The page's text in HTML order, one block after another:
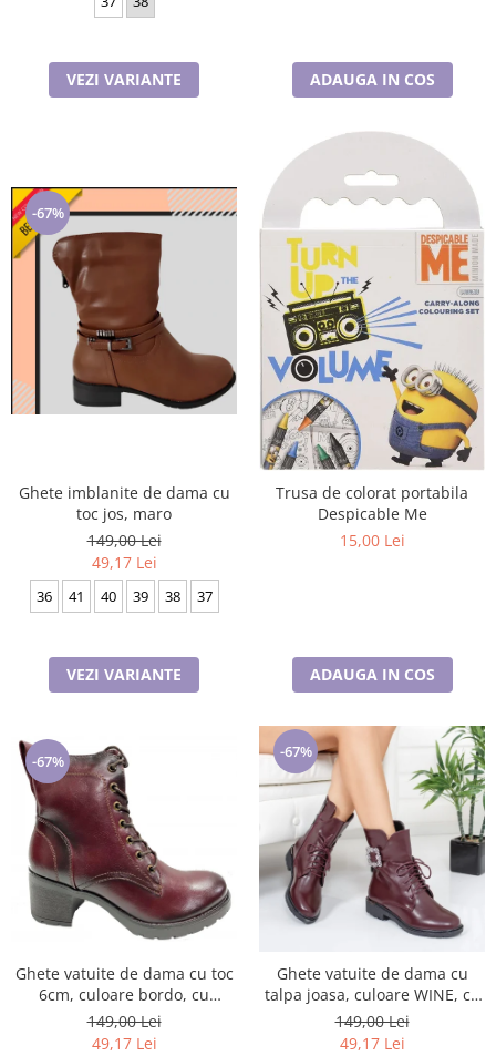
VEZI VARIANTE ADAUGA IN COS
-67%
Ghete imblanite de dama cu
toc jos, maro
149,00 Lei
49,17 Lei
36 41 40 39 38 37
VEZI VARIANTE
Trusa de colorat portabila
Despicable Me
15,00 Lei
ADAUGA IN COS
-67%
Ghete vatuite de dama cu toc
6cm, culoare bordo, cu
fermoar si snur
149,00 Lei
49,17 Lei
-67%
Ghete vatuite de dama cu
talpa joasa, culoare WINE, cu
catarama pe lateral
149,00 Lei
49,17 Lei